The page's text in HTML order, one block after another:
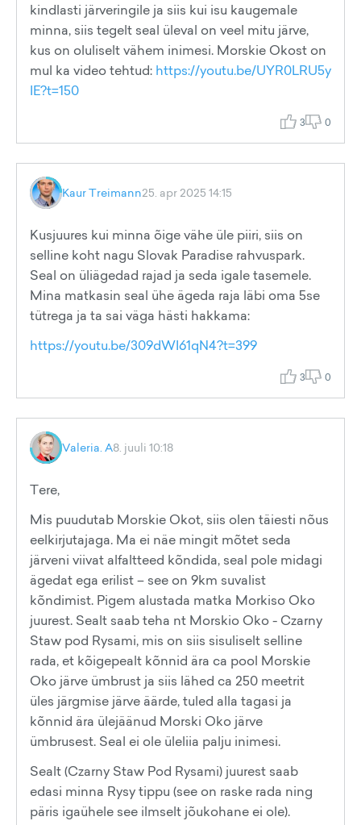
kindlasti järveringile ja siis kui isu kaugemale
minna, siis tegelt seal üleval on veel mitu järve,
kus on oluliselt vähem inimesi. Morskie Okost on
mul ka video tehtud: https://youtu.be/UYR0LRU5y
IE?t=150
3 0
Kaur Treimann25. apr 2025 14:15
Kusjuures kui minna õige vähe üle piiri, siis on
selline koht nagu Slovak Paradise rahvuspark.
Seal on üliägedad rajad ja seda igale tasemele.
Mina matkasin seal ühe ägeda raja läbi oma 5se
tütrega ja ta sai väga hästi hakkama:
https://youtu.be/309dWI61qN4?t=399
3 0
Valeria. A8. juuli 10:18
Tere,
Mis puudutab Morskie Okot, siis olen täiesti nõus
eelkirjutajaga. Ma ei näe mingit mõtet seda
järveni viivat alfaltteed kõndida, seal pole midagi
ägedat ega erilist – see on 9km suvalist
kõndimist. Pigem alustada matka Morkiso Oko
juurest. Sealt saab teha nt Morskio Oko - Czarny
Staw pod Rysami, mis on siis sisuliselt selline
rada, et kõigepealt kõnnid ära ca pool Morskie
Oko järve ümbrust ja siis lähed ca 250 meetrit
üles järgmise järve äärde, tuled alla tagasi ja
kõnnid ära ülejäänud Morski Oko järve
ümbrusest. Seal ei ole üleliia palju inimesi.
Sealt (Czarny Staw Pod Rysami) juurest saab
edasi minna Rysy tippu (see on raske rada ning
päris igaühele see ilmselt jõukohane ei ole).